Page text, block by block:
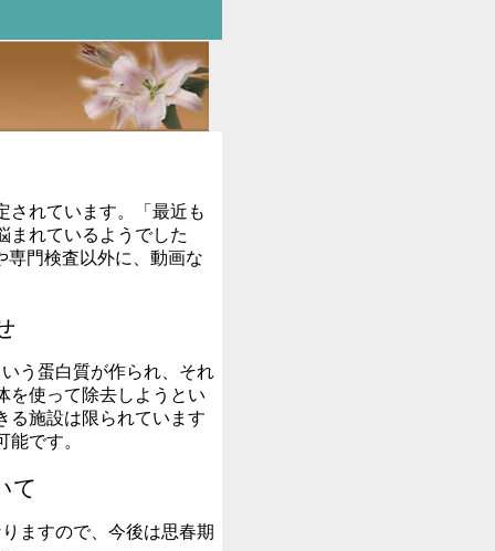
されています。「最近も
まれているようでした
専門検査以外に、動画な
う蛋白質が作られ、それ
を使って除去しようとい
る施設は限られています
です。
て
ますので、今後は思春期